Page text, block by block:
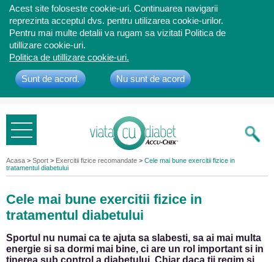
Acest site foloseste cookie-uri. Continuarea navigarii
reprezinta acceptul dvs. pentru utilizarea cookie-urilor.
Pentru mai multe detalii va rugam sa vizitati Politica de
utillizare cookie-uri.
Politica de utillizare cookie-uri.
Sunt de acord. Nu sunt de acord
Bine ati
venit
Acasa > Sport > Exercitii fizice recomandate > Cele mai bune exercitii fizice in
tratamentul diabetului
Cele mai bune exercitii fizice in
tratamentul diabetului
Sportul nu numai ca te ajuta sa slabesti, sa ai mai multa
energie si sa dormi mai bine, ci are un rol important si in
tinerea sub control a diabetului. Chiar daca tii regim si